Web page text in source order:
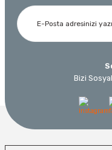
Bizi